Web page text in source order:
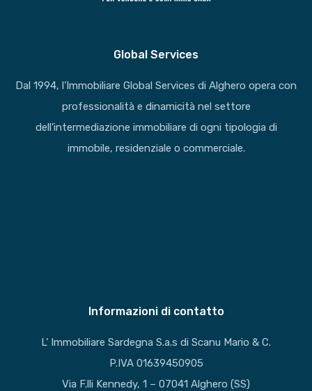
Global Services
Dal 1994, l’Immobiliare Global Services di Alghero opera con
professionalità e dinamicità nel settore
dell’intermediazione immobiliare di ogni tipologia di
immobile, residenziale o commerciale.
Informazioni di contatto
L’ Immobiliare Sardegna S.a.s di Scanu Mario & C.
P.IVA 01639450905
Via F.lli Kennedy, 1 – 07041 Alghero (SS)